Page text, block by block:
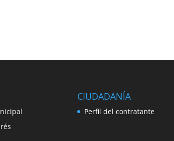
CIUDADANÍA
Perfil del contratante